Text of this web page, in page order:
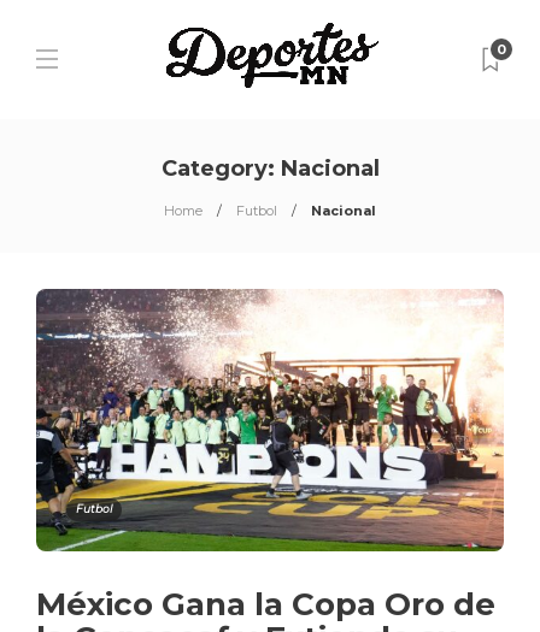
0
Category: Nacional
Home Futbol Nacional
Futbol
México Gana la Copa Oro de